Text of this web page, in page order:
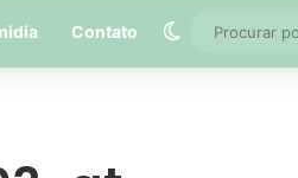
Contato Switch skin